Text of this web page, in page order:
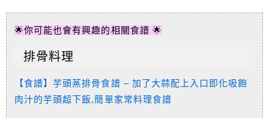
🌟你可能也會有興趣的相關食譜 🌟
排骨料理
【食譜】芋頭蒸排骨食譜 – 加了大蒜配上入口即化吸飽
肉汁的芋頭超下飯,簡單家常料理食譜